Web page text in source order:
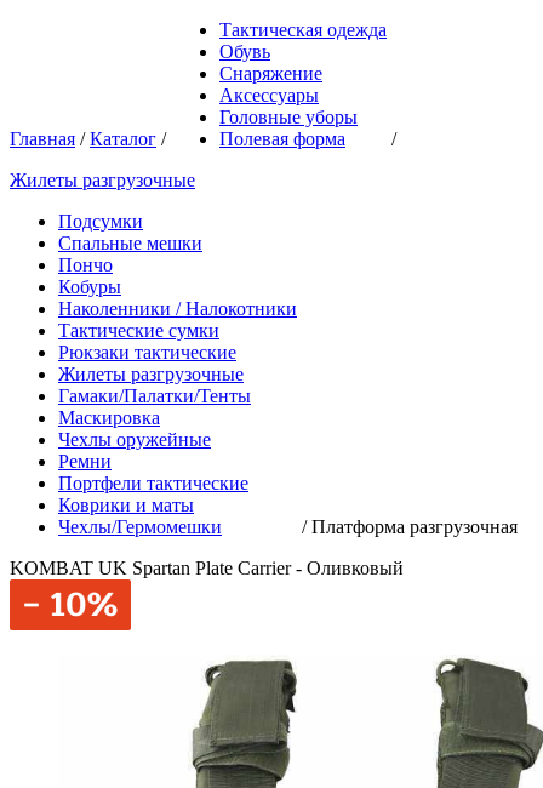
Главная /Каталог /
Тактическая одежда
Обувь
Снаряжение
Аксессуары
Головные уборы
Полевая форма
/
Жилеты разгрузочные
Подсумки
Спальные мешки
Пончо
Кобуры
Наколенники / Налокотники
Тактические сумки
Рюкзаки тактические
Жилеты разгрузочные
Гамаки/Палатки/Тенты
Маскировка
Чехлы оружейные
Ремни
Портфели тактические
Коврики и маты
Чехлы/Гермомешки
/Платформа разгрузочная
KOMBAT UK Spartan Plate Carrier - Оливковый